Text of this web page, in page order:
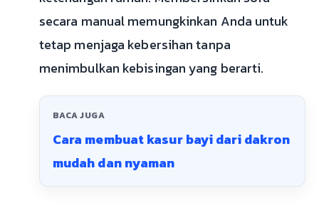
secara manual memungkinkan Anda untuk
tetap menjaga kebersihan tanpa
menimbulkan kebisingan yang berarti.
BACA JUGA
Cara membuat kasur bayi dari dakron
mudah dan nyaman